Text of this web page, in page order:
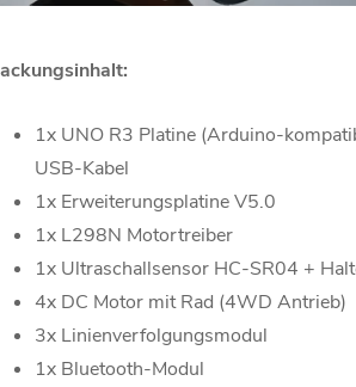
1x UNO R3 Platine (Arduino-
USB-Kabel
1x Erweiterungsplatine V5.0
1x L298N Motortreiber
1x Ultraschallsensor HC-SR04 +
4x DC Motor mit Rad (4WD Antrieb)
3x Linienverfolgungsmodul
1x Bluetooth-Modul